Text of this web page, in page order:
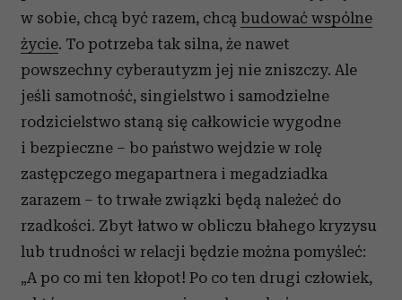
w sobie, chcą być razem, chcą budować wspólne
życie. To potrzeba tak silna, że nawet
powszechny cyberautyzm jej nie zniszczy. Ale
jeśli samotność, singielstwo i samodzielne
rodzicielstwo staną się całkowicie wygodne
i bezpieczne – bo państwo wejdzie w rolę
zastępczego megapartnera i megadziadka
zarazem – to trwałe związki będą należeć do
rzadkości. Zbyt łatwo w obliczu błahego kryzysu
lub trudności w relacji będzie można pomyśleć:
„A po co mi ten kłopot! Po co ten drugi człowiek,